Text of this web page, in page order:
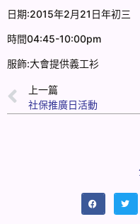
日期:2015年2月21日年初三
時間04:45-10:00pm
服飾:大會提供義工衫
上一篇
社保推廣日活動